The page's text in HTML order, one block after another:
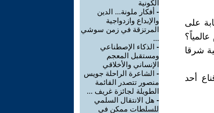
على
شرقا
أحد
الكونية
- أفكار ملونة... الدين
والإبداع وازدواجية
المرتزقة في زمن سوشي
...
- الذكاء الإصطناعي
ومستقبل المعجم
الإنساني والأخلاقي
- الشاعرة الراحلة جويس
منصور تتصدر القائمة
الطويلة لجائزة غريف ...
- هل الانتقال السلمي
للسلطات ممكن في